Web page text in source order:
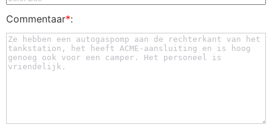
Commentaar*: